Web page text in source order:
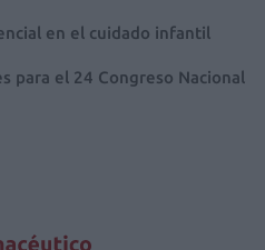
en el cuidado infantil
para el 24 Congreso Nacional